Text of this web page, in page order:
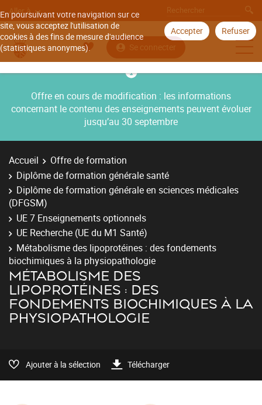
En poursuivant votre navigation sur ce
site, vous acceptez l'utilisation de
cookies à des fins de mesure d'audience
(statistiques anonymes).
Accepter Refuser
Aller à
Se connecter
Offre en cours de modification : les informations
concernant le contenu des enseignements peuvent évoluer
jusqu’au 30 septembre
Accueil
Offre de formation
Diplôme de formation générale santé
Diplôme de formation générale en sciences médicales
(DFGSM)
UE 7 Enseignements optionnels
UE Recherche (UE du M1 Santé)
Métabolisme des lipoprotéines : des fondements
biochimiques à la physiopathologie
MÉTABOLISME DES
LIPOPROTÉINES : DES
FONDEMENTS BIOCHIMIQUES À LA
PHYSIOPATHOLOGIE
Ajouter à la sélection Télécharger